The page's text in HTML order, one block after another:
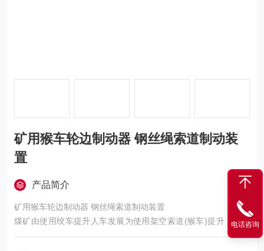
矿用猴车轮边制动器 钢丝绳索道制动装
置
产品简介
矿用猴车轮边制动器 钢丝绳索道制动装置
煤矿由使用绞车提升人车发展为使用架空索道(猴车)提升，地下
矿用架空索道（猴车）的结构原理为将钢丝绳安装在驱动轮、托
电话咨询